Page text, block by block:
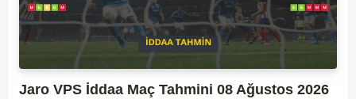
Jaro VPS İddaa Maç Tahmini 08 Ağustos 2026